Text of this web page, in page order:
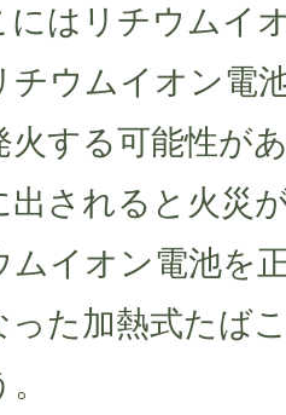
にはリチウムイ
チウムイオン電
火する可能性が
出されると火災
ムイオン電池を
った加熱式たば